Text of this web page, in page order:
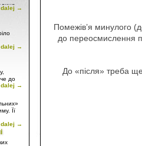
дому
dalej →
dalej →
до
як
dalej →
Її
dalej →
Помежів’я минулого
до переосмислення
До «після» треба